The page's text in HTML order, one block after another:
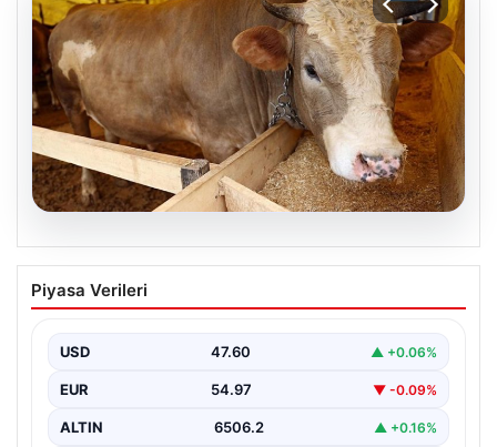
06.08.2026
Kurbanlık fiyatları il il sorgulama ekranı
2026: Büyükbaş ve küçükbaş canlı kilo
ve tüm illerin kurbanlık fiyatları
2026 Kurban Bayramı öncesinde en çok merak edilen
konulardan biri olan kurbanlık fiyatları netleşmeye…
Piyasa Verileri
USD 47.60 ▲ +0.06%
EUR 54.97 ▼ -0.09%
ALTIN 6506.2 ▲ +0.16%